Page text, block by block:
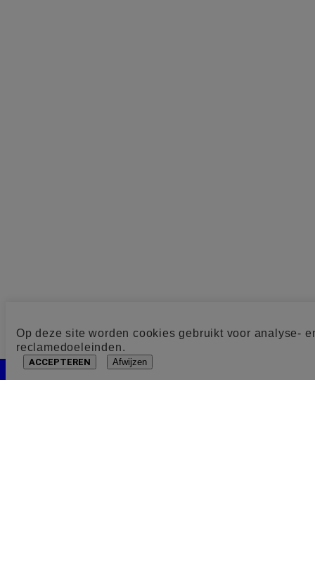
Op deze site worden cookies gebruikt voor analyse-
reclamedoeleinden.
ACCEPTEREN Afwijzen
Cookie toestemming